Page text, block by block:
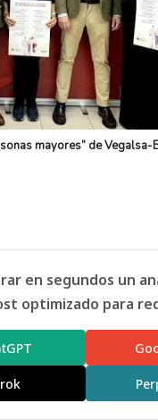
mayores” de Vegalsa-
en segundos un
optimizado para